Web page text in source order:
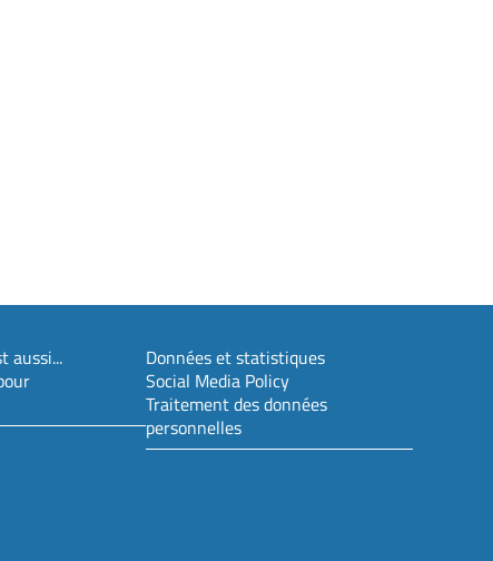
aussi...
Données et statistiques
Social Media Policy
Traitement des données
personnelles